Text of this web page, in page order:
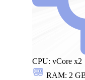
CPU: vCore x2
RAM: 2